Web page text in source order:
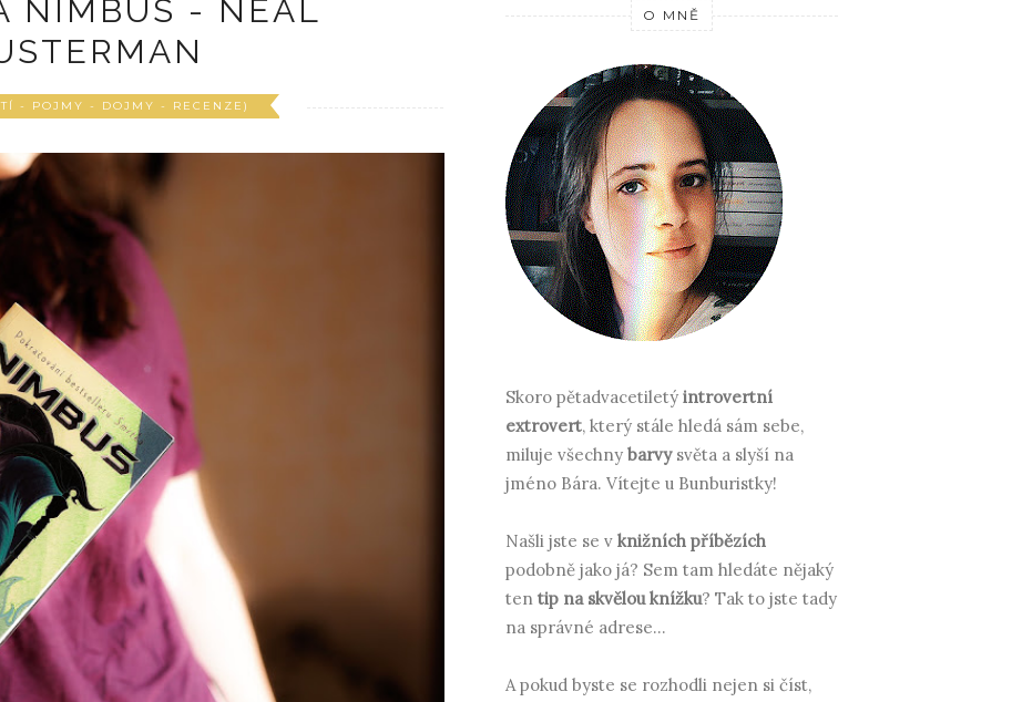
NIMBUS - NEAL
- POJMY - DOJMY - RECENZE)
O MNĚ
Skoro pětadvacetiletý introvertní
extrovert, který stále hledá sám sebe,
miluje všechny barvy světa a slyší na
jméno Bára. Vítejte u Bunburistky!
Našli jste se v knižních příbězích
podobně jako já? Sem tam hledáte nějaký
ten tip na skvělou knížku? Tak to jste tady
na správné adrese...
A pokud byste se rozhodli nejen si číst,